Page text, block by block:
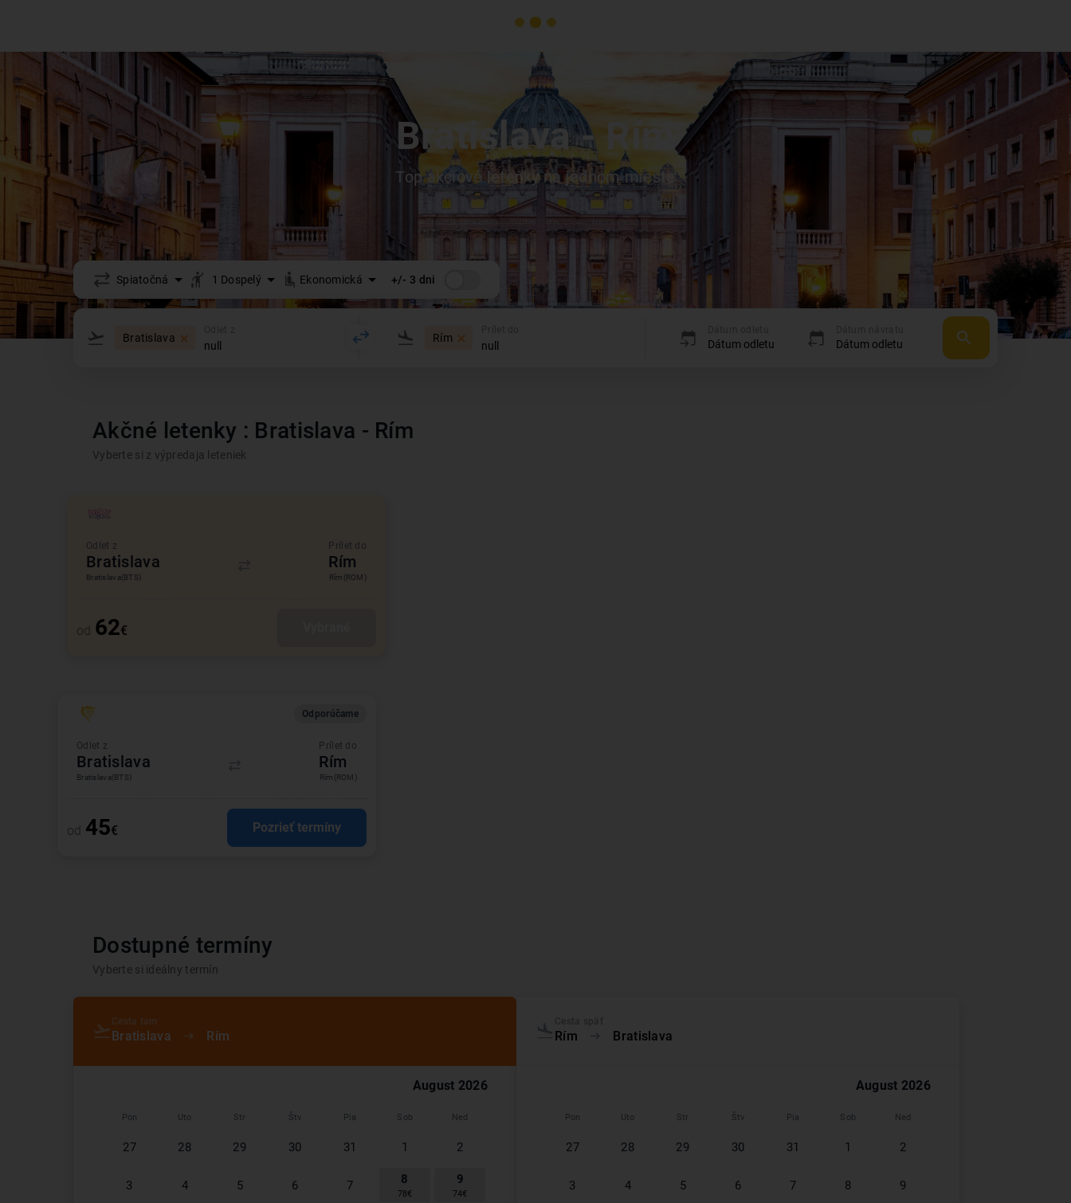
Bratislava- Rím
Top akciové letenky na jednom mieste
Spiatočná 1 Dospelý Ekonomická +/- 3 dni
Bratislava Rím
Akčné letenky : Bratislava - Rím
Vyberte si z výpredaja leteniek
Odlet z
Bratislava
Prílet do
Rím
Bratislava(BTS) Rím (ROM)
od 62€
Odporúčame
Odlet z
Bratislava
Prílet do
Rím
Bratislava(BTS) Rím (ROM)
od 45€ Pozrieť termíny
Dostupné termíny
Vyberte si ideálny termín
Cesta tam
Bratislava Rím
August 2026
Pon Uto Str Štv Pia Sob Ned
27 28 29 30 31 1 2
3 4 5 6 7 8
78 €
9
74€
Rím Bratislava
August 2026
Pon Uto Str Štv Pia Sob Ned
27 28 29 30 31 1 2
3 4 5 6 7 8 9